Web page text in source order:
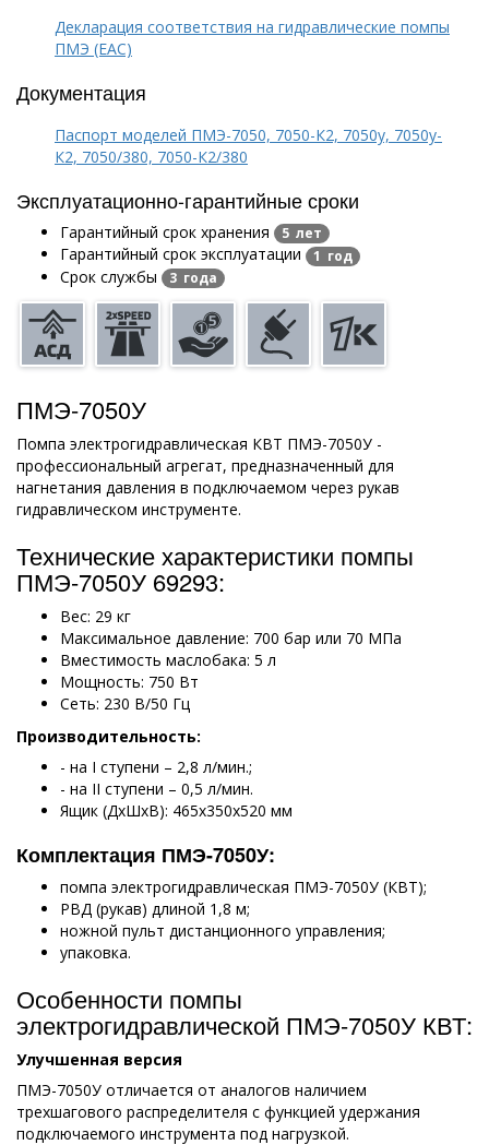
Декларация соответствия на гидравлические помпы
ПМЭ (EAC)
Документация
Паспорт моделей ПМЭ-7050, 7050-К2, 7050у, 7050у-
К2, 7050/380, 7050-К2/380
Эксплуатационно-гарантийные сроки
Гарантийный срок хранения 5 лет
Гарантийный срок эксплуатации 1 год
Срок службы 3 года
ПМЭ-7050У
Помпа электрогидравлическая КВТ ПМЭ-7050У -
профессиональный агрегат, предназначенный для
нагнетания давления в подключаемом через рукав
гидравлическом инструменте.
Технические характеристики помпы
ПМЭ-7050У 69293:
Вес: 29 кг
Максимальное давление: 700 бар или 70 МПа
Вместимость маслобака: 5 л
Мощность: 750 Вт
Сеть: 230 В/50 Гц
Производительность:
- на I ступени – 2,8 л/мин.;
- на II ступени – 0,5 л/мин.
Ящик (ДхШхВ): 465х350х520 мм
Комплектация ПМЭ-7050У:
помпа электрогидравлическая ПМЭ-7050У (КВТ);
РВД (рукав) длиной 1,8 м;
ножной пульт дистанционного управления;
упаковка.
Особенности помпы
электрогидравлической ПМЭ-7050У КВТ:
Улучшенная версия
ПМЭ-7050У отличается от аналогов наличием
трехшагового распределителя с функцией удержания
подключаемого инструмента под нагрузкой.